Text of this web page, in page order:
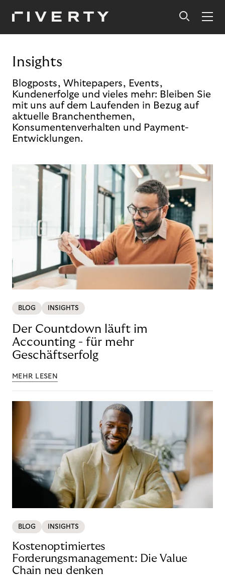
Insights
Blogposts, Whitepapers, Events,
Kundenerfolge und vieles mehr: Bleiben Sie
mit uns auf dem Laufenden in Bezug auf
aktuelle Branchenthemen,
Konsumentenverhalten und Payment-
Entwicklungen.
BLOG INSIGHTS
Der Countdown läuft im
Accounting - für mehr
Geschäftserfolg
MEHR LESEN
BLOG INSIGHTS
Kostenoptimiertes
Forderungsmanagement: Die Value
Chain neu denken